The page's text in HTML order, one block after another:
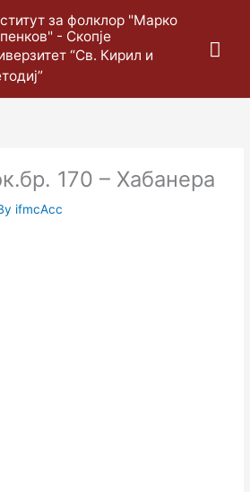
за фолклор "Марко
- Скопје
“Св. Кирил и
170 – Хабанера
ifmcAcc